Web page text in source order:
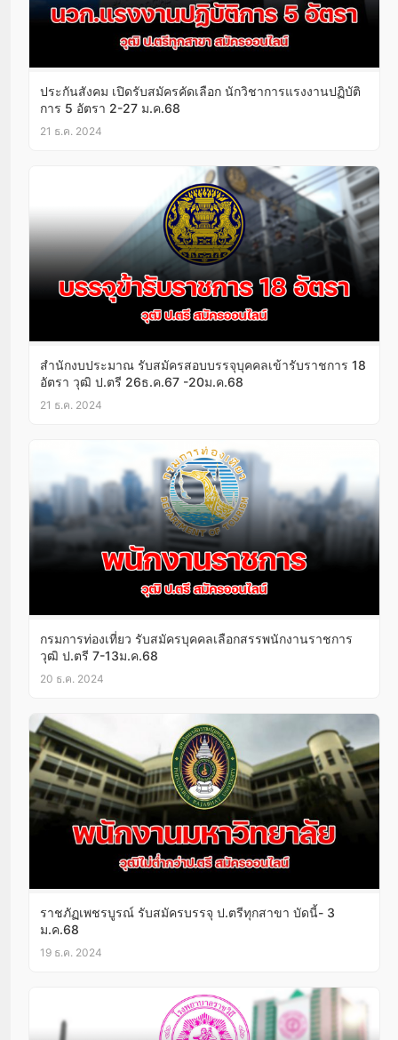
ประกันสังคม เปิดรับสมัครคัดเลือก นักวิชาการแรงงานปฏิบัติ
การ 5 อัตรา 2-27 ม.ค.68
21 ธ.ค. 2024
สํานักงบประมาณ รับสมัครสอบบรรจุบุคคลเข้ารับราชการ 18
อัตรา วุฒิ ป.ตรี 26ธ.ค.67 -20ม.ค.68
21 ธ.ค. 2024
กรมการท่องเที่ยว รับสมัครบุคคลเลือกสรรพนักงานราชการ
วุฒิ ป.ตรี 7-13ม.ค.68
20 ธ.ค. 2024
ราชภัฏเพชรบูรณ์ รับสมัครบรรจุ ป.ตรีทุกสาขา บัดนี้- 3
ม.ค.68
19 ธ.ค. 2024